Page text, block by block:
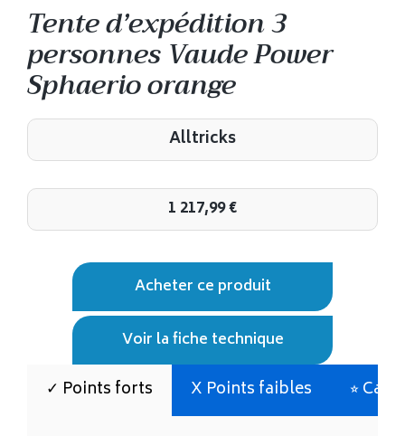
Tente d’expédition 3
personnes Vaude Power
Sphaerio orange
Alltricks
1 217,99€
Acheter ce produit
Voir la fiche technique
✓ Points forts X Points faibles ⭐︎